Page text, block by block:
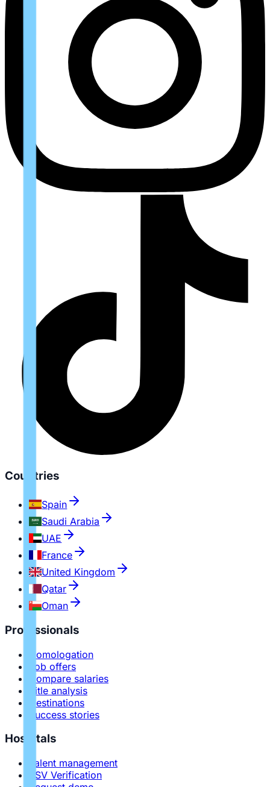
Countries
Spain
Saudi Arabia
UAE
France
United Kingdom
Qatar
Oman
Professionals
Homologation
Job offers
Compare salaries
Title analysis
Destinations
Success stories
Hospitals
Talent management
PSV Verification